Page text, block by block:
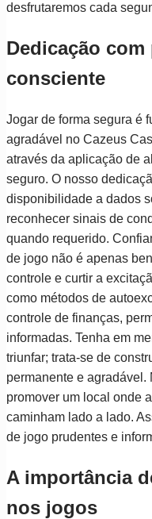
desfrutaremos cada
Dedicação
consciente
Jogar de forma segura é
agradável no Cazeus
através da aplicação de
seguro. O nosso
disponibilidade a dados
reconhecer sinais de
quando requerido.
de jogo não é apenas
controle e curtir a
como métodos de
controle de finanças,
informadas. Tenha em
triunfar; trata-se de
permanente e agradável.
promover um local onde
caminham lado a lado.
de jogo prudentes e
A importância
nos jogos